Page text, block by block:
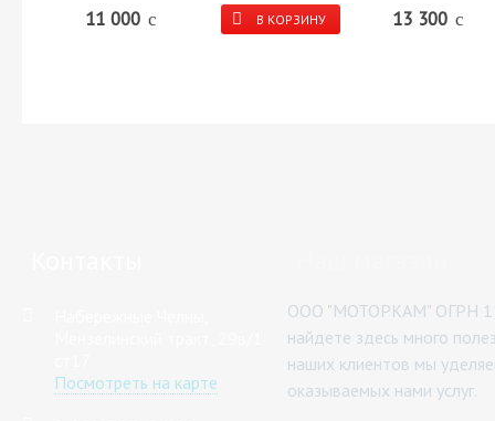
11 000 c В КОРЗИНУ 13 300 c
Посмотреть на карте
ООО "МОТОРКАМ" ОГРН
найдете здесь много
наших клиентов мы
оказываемых нами услуг.